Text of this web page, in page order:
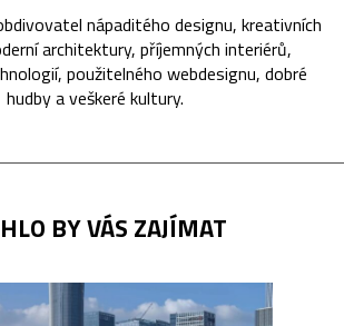
nápaditého designu, kreativních
architektury, příjemných interiérů,
použitelného webdesignu, dobré
hudby a veškeré kultury.
BY VÁS ZAJÍMAT